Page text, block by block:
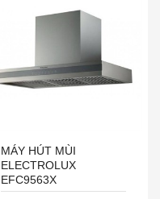
MÁY HÚT MÙI
ELECTROLUX
EFC9563X